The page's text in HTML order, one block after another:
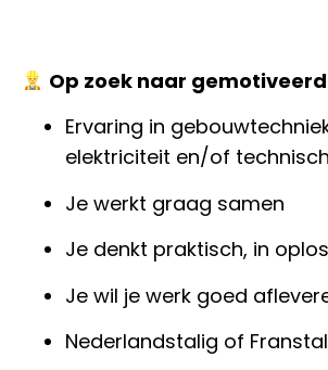
Op zoek naar
Ervaring in
elektriciteit en/of
Je werkt graag samen
Je denkt praktisch, in
Je wil je werk goed
Nederlandstalig of